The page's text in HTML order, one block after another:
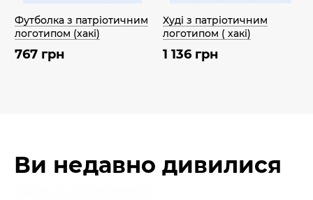
Футболка з патріотичним
логотипом (хакі)
767 грн
Худі з патріотичним
логотипом ( хакі)
1 136 грн
Ви недавно дивилися